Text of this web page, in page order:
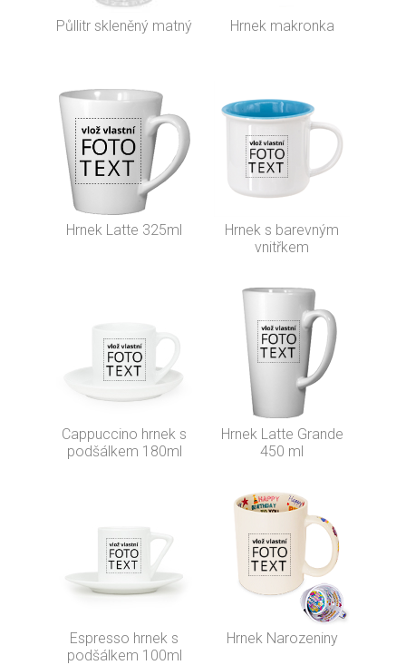
Půllitr skleněný matný Hrnek makronka
Hrnek Latte 325ml
Hrnek s barevným
vnitřkem
Cappuccino hrnek s
podšálkem 180ml
Hrnek Latte Grande
450 ml
Espresso hrnek s
podšálkem 100ml
Hrnek Narozeniny